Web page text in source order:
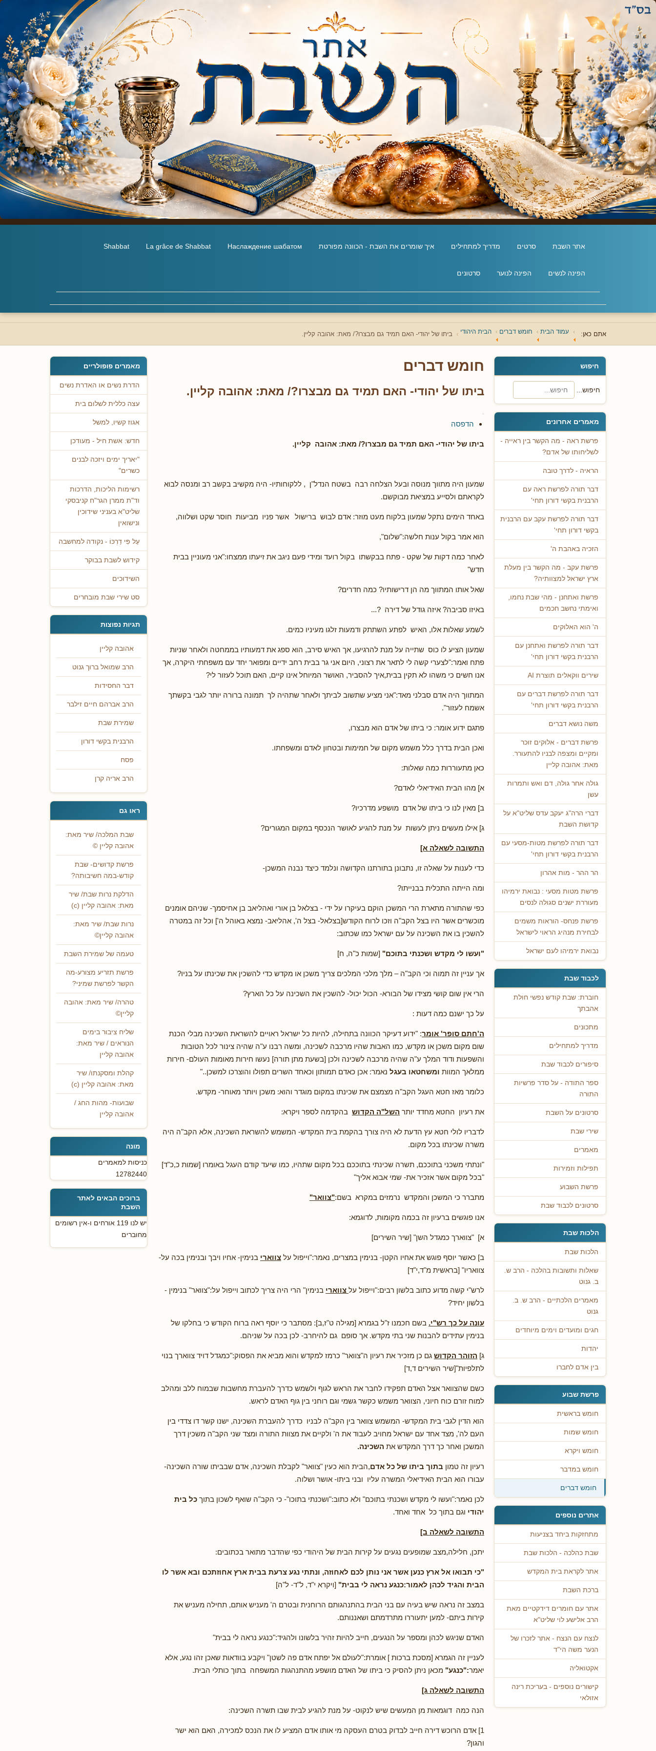
אתר השבת סרטים מדריך למתחילים איך שומרים את השבת - הכוונה מפורטת Наслаждение шабатом
La grâce de Shabbat
Shabbat
הפינה לנשים הפינה לנוער סרטונים
אתם כאן: עמוד הבית חומש דברים הבית היהודי ביתו של יהודי- האם תמיד גם מבצרו?/ מאת: אהובה קליין.
חיפוש
חיפוש...
מאמרים אחרונים
פרשת ראה - מה הקשר בין ראייה -
לשליחותו של אדם?
הראיה - לדרך טובה
דבר תורה לפרשת ראה עם
הרבנית בקשי דורון תחי'
דבר תורה לפרשת עקב עם הרבנית
בקשי דורון תחי'
הזכיה באהבת ה'
פרשת עקב - מה הקשר בין מעלת
ארץ ישראל למצוותיה?
פרשת ואתחנן - מהי שבת נחמו,
ואימתי נחשב חכמים
ה' הוא האלוקים
דבר תורה לפרשת ואתחנן עם
הרבנית בקשי דורון תחי'
שירים ווקאלים תוצרת AI
דבר תורה לפרשת דברים עם
הרבנית בקשי דורון תחי'
משה נושא דברים
פרשת דברים - אלוקים זוכר
ומקיים ומצפה לבניו להתעורר.
מאת: אהובה קליין
גולה אחר גולה, דם ואש ותמרות
עשן
דברי הרה"ג יעקב עדס שליט"א על
קדושת השבת
דבר תורה לפרשת מטות-מסעי עם
הרבנית בקשי דורון תחי'
הר ההר - מות אהרון
פרשת מטות מסעי : נבואת ירמיהו
מעוררת ישנים סגולה לנסים
פרשת פנחס- הוראות משמים
לבחירת מנהיג הראוי לישראל
נבואת ירמיהו לעם ישראל
לכבוד שבת
חוברת: שבת קודש נפשי חולת
אהבתך
מתכונים
מדריך למתחילים
סיפורים לכבוד שבת
ספר התודה - על סדר פרשיות
התורה
סרטונים על השבת
שירי שבת
מאמרים
תפילות וזמירות
פרשת השבוע
סרטונים לכבוד שבת
הלכות שבת
הלכות שבת
שאלות ותשובות בהלכה - הרב ש.
ב. גנוט
מאמרים הלכתיים - הרב ש. ב.
גנוט
חגים ומועדים וימים מיוחדים
יהדות
בין אדם לחברו
פרשת שבוע
חומש בראשית
חומש שמות
חומש ויקרא
חומש במדבר
חומש דברים
אתרים נוספים
מתחזקות ביחד בצניעות
שבת כהלכה - הלכות שבת
אתר לקראת בית המקדש
ברכת השבת
אתר עם חומרים דידקטיים מאת
הרב אלישע לוי שליט"א
לנצח עם הנצח - אתר לזכרו של
הנער משה הי"ד
אקטואליה
קישורים נוספים - בעריכת רינה
אזולאי
חומש דברים
ביתו של יהודי- האם תמיד גם מבצרו?/ מאת: אהובה קליין.
הדפסה
ביתו של יהודי- האם תמיד גם מבצרו?/ מאת: אהובה קליין.
שמעון היה מתווך מנוסה ובעל הצלחה רבה בשטח הנדל"ן , ללקוחותיו- היה מקשיב בקשב רב ומנסה לבוא
לקראתם ולסייע במציאת מבוקשם.
באחד הימים נתקל שמעון בלקוח מעט מוזר: אדם לבוש ברישול אשר פניו מביעות חוסר שקט ושלווה,
הוא אמר בקול ענות חלשה:"שלום",
לאחר כמה דקות של שקט - פתח בבקשתו בקול רועד ומידי פעם ניגב את זיעתו ממצחו:"אני מעוניין בבית
חדש"
שאל אותו המתווך מה הן דרישותיו? כמה חדרים?
באיזו סביבה? איזה גודל של דירה ?...
לשמע שאלות אלו, האיש לפתע השתתק ודמעות זלגו מעיניו כמים.
שמעון הציע לו כוס שתייה על מנת להרגיעו, אך האיש סירב, הוא ספג את דמעותיו בממחטה ולאחר שניות
פתח ואמר:"לצערי קשה לי לתאר את רצוני, היום אני גר בבית רחב ידיים ומפואר יחד עם משפחתי היקרה, אך
אנו חשים כי משהו לא תקין בבית,איך להסביר, האושר המיוחל אינו קיים, האם תוכל לעזור לי?
המתווך היה אדם סבלני מאד:"אני מציע שתשוב לביתך ולאחר שתהיה לך תמונה ברורה יותר לגבי בקשתך
אשמח לעזור".
פתגם ידוע אומר: כי ביתו של אדם הוא מבצרו,
ואכן הבית בדרך כלל משמש מקום של חמימות ובטחון לאדם ומשפחתו.
כאן מתעוררות כמה שאלות:
א] מהו הבית האידיאלי לאדם?
ב] מאין לנו כי ביתו של אדם מושפע מדרכיו?
ג] אילו מעשים ניתן לעשות על מנת להגיע לאושר הנכסף במקום המגורים?
התשובה לשאלה א]
כדי לענות על שאלה זו, נתבונן בתורתנו הקדושה ונלמד כיצד נבנה המשכן-
ומה הייתה התכלית בבנייתו?
כפי שהתורה מתארת הרי המשכן הוקם בעיקרו על ידי - בצלאל בן אורי ואהליאב בן אחיסמך- שניהם אומנים
מוכשרים אשר היו בצל הקב"ה וזכו לרוח הקודש[בצלאל- בצל ה', אהליאב- נמצא באוהל ה'] וכל זה במטרה
להשכין בו את השכינה על עם ישראל כמו שכתוב:
"ועשו לי מקדש ושכנתי בתוכם" [שמות כ"ה, ח]
אך עניין זה תמוה וכי הקב"ה – מלך מלכי המלכים צריך משכן או מקדש כדי להשכין את שכינתו על בניו?
הרי אין שום קושי מצידו של הבורא- הכול יכול- להשכין את השכינה על כל הארץ?
על כך ישנם כמה דעות :
ה'חתם סופר' אומר: "ידוע דעיקר הכוונה בתחילה, להיות כל ישראל ראויים להשראת השכינה מבלי הכנת
שום מקום משכן או מקדש, כמו האבות שהיו מרכבה לשכינה, ומשה רבנו ע"ה שהיה צינור לכל הטובות
והשפעות ודוד המלך ע"ה שהיה מרכבה לשכינה ולכן [בשעת מתן תורה] נעשו חירות מאומות העולם- חירות
ממלאך המוות ומשחטאו בעגל נאמר: אכן כאדם תמותון וכאחד השרים תפולו והוצרכו למשכן.."
כלומר מאז חטא העגל הקב"ה מצמצם את שכינתו במקום מוגדר והוא: משכן ויותר מאוחר- מקדש.
את רעיון החטא מחדד יותר השל"ה הקדוש בהקדמה לספר ויקרא:
לדבריו לולי חטא עץ הדעת לא היה צורך בהקמת בית המקדש- המשמש להשראת השכינה, אלא הקב"ה היה
משרה שכינתו בכל מקום.
"ונתתי משכני בתוככם, תשרה שכינתי בתוככם בכל מקום שתהיו, כמו שיעד קודם העגל באומרו [שמות כ,כ"ד]
"בכל מקום אשר אזכיר את- שמי אבוא אליך"
מתברר כי המשכן והמקדש נרמזים במקרא בשם:"צוואר"
אנו פוגשים ברעיון זה בכמה מקומות, לדוגמא:
א] "צווארך כמגדל השן" [שיר השירים]
ב] כאשר יוסף פוגש את אחיו הקטן- בנימין במצרים, נאמר:"וייפול על צווארי בנימין- אחיו ויבך ובנימין בכה על-
צוואריו" [בראשית מ"ד,י"ד]
לרש"י קשה מדוע כתוב בלשון רבים:"וייפול על צווארי בנימין" הרי היה צריך לכתוב וייפול על:"צוואר" בנימין -
בלשון יחיד?
עונה על כך רש"י. בשם חכמנו ז"ל בגמרא [מגילה ט"ז,ב]: מסתבר כי יוסף ראה ברוח הקודש כי בחלקו של
בנימין עתידים להבנות שני בתי מקדש. אך סופם גם להיחרב- לכן בכה על שניהם.
ג] הזוהר הקדוש גם כן מזכיר את רעיון ה"צוואר" כרמז למקדש והוא מביא את הפסוק:"כמגדל דויד צווארך בנוי
לתלפיות"[שיר השירים ד,ד]
כשם שהצוואר אצל האדם תפקידו לחבר את הראש לגוף ולשמש כדרך להעברת מחשבות שבמוח ללב ומהלב
למוח זורם כוח חיוני, הצוואר משמש כקשר גשמי וגם רוחני בין גוף האדם לראש.
הוא הדין לגבי בית המקדש- המשמש צוואר בין הקב"ה לבניו כדרך להעברת השכינה, ישנו קשר דו צדדי בין
העם לה', מצד אחד עם ישראל מחויב לעבוד את ה' ולקיים את מצוות התורה ומצד שני הקב"ה משכין דרך
המשכן ואחר כך דרך המקדש את השכינה.
רעיון זה טמון בתוך ביתו של כל אדם,הבית הוא כעין "צוואר" לקבלת השכינה, אדם שבביתו שורה השכינה-
עבורו הוא הבית האידיאלי המשרה עליו ובני ביתו- אושר ושלוה.
לכן נאמר:"ועשו לי מקדש ושכנתי בתוכם" ולא כתוב:"ושכנתי בתוכו"- כי הקב"ה שואף לשכון בתוך כל בית
יהודי וגם בתוך כל אחד ואחד.
התשובה לשאלה ב]
יתכן, חלילה,מצב שמופעים נגעים על קירות הבית של היהודי כפי שהדבר מתואר בכתובים:
"כי תבואו אל ארץ כנען אשר אני נותן לכם לאחוזה, ונתתי נגע צרעת בבית ארץ אחוזתכם ובא אשר לו
הבית והגיד לכהן לאמור:כנגע נראה לי בבית" [ויקרא י"ד, ל"ד- ל"ה]
במצב זה נראה שיש בעיה עם בני הבית בהתנהגותם הרוחנית ובטרם ה' מעניש אותם, תחילה מעניש את
קירות ביתם- למען יתעוררו מתרדמתם ושאננותם.
האדם שניגש לכהן ומספר על הנגעים, חייב להיות זהיר בלשונו ולהגיד:"כנגע נראה לי בבית"
לעניין זה הגמרא [מסכת ברכות ] אומרת:"לעולם אל יפתח אדם פה לשטן" ויקבע בוודאות שאכן זהו נגע, אלא
יאמר:"כנגע" מכאן ניתן להסיק כי ביתו של האדם מושפע מהתנהגות המשפחה בתוך כותלי הבית.
התשובה לשאלה ג]
הנה כמה דוגמאות מן המעשים שיש לנקוט- על מנת להגיע לבית שבו תשרה השכינה:
1] אדם הרוכש דירה חייב לבדוק בטרם העסקה מי אותו אדם המציע לו את הנכס למכירה, האם הוא ישר
והגון?
מאמרים פופולריים
הדרת נשים או האדרת נשים
עצה כללית לשלום בית
אגוז קשיו, למשל
חדש: אשת חיל - מעודכן
"יאריך ימים ויזכה לבנים
כשרים"
רשימות הליכות, הדרכות
וד"ת ממרן הגר"ח קניבסקי
שליט"א בעניני שידוכין
ונישואין
עַל פִּי דַרְכּוֹ - נקודה למחשבה
קידוש לשבת בבוקר
השידוכים
סט שירי שבת מובחרים
תגיות נפוצות
אהובה קליין
הרב שמואל ברוך גנוט
דבר החסידות
הרב אברהם חיים זילבר
שמירת שבת
הרבנית בקשי דורון
פסח
הרב אריה קרן
ראו גם
שבת המלכה/ שיר מאת:
אהובה קליין ©
פרשת קדושים- שבת
קודש-במה חשיבותה?
הדלקת נרות שבת/ שיר
מאת: אהובה קליין (c)
נרות שבת/ שיר מאת:
אהובה קליין©
טעמה של שמירת השבת
פרשת תזריע מצורע-מה
הקשר לפרשת שמיני?
טהרה/ שיר מאת: אהובה
קליין©
שליח ציבור בימים
הנוראים / שיר מאת:
אהובה קליין
קהלת ומסקנתו/ שיר
מאת: אהובה קליין (c)
שבועות- מהות החג /
אהובה קליין
מונה
כניסות למאמרים
12782440
ברוכים הבאים לאתר
השבת
יש לנו 119 אורחים ו-אין רשומים
מחוברים